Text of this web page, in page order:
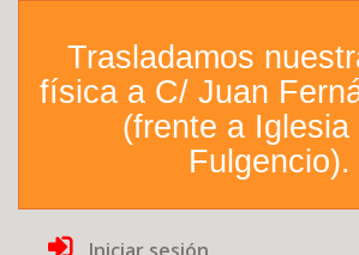
Trasladamos
física a C/ Juan
(frente a Iglesia
Fulgencio).